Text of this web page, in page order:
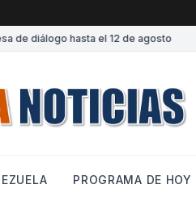
diálogo hasta el 12 de agosto
PROGRAMA DE HOY